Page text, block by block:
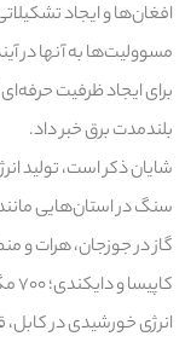
مسوولیت‌ها به آنها در
برای ایجاد ظرفیت
بلندمدت برق خبر داد.
انرژی خورشیدی در